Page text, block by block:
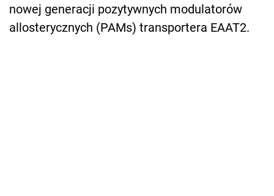
nowej generacji pozytywnych modulatorów
allosterycznych (PAMs) transportera EAAT2.